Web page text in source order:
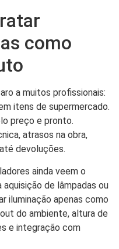
como
a muitos profissionais:
itens de supermercado.
preço e pronto.
atrasos na obra,
devoluções.
ainda veem o
de lâmpadas ou
iluminação apenas como
do ambiente, altura de
e integração com